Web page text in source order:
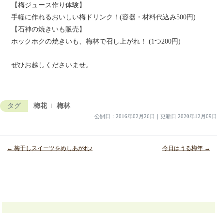
【梅ジュース作り体験】
手軽に作れるおいしい梅ドリンク！(容器・材料代込み500円)
【石神の焼きいも販売】
ホックホクの焼きいも、梅林で召し上がれ！ (1つ200円)
ぜひお越しくださいませ。
タグ 梅花 梅林
公開日： 2016年02月26日 ｜ 更新日:2020年12月09日
← 梅干しスイーツをめしあがれ♪ 今日はうる梅年 →